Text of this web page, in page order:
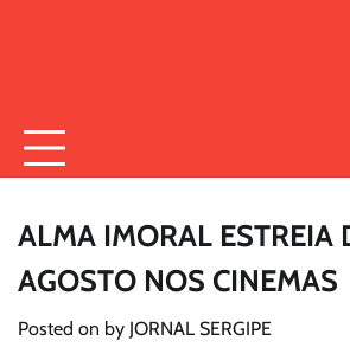
ALMA IMORAL ESTREIA
AGOSTO NOS CINEMAS
Posted on by JORNAL SERGIPE